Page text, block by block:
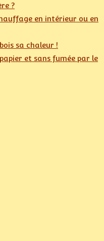
?
en intérieur ou en
sa chaleur !
et sans fumée par le